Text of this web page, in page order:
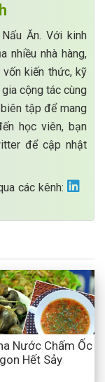
Ăn. Với kinh
nhiều nhà hàng,
kiến thức, kỹ
cộng tác cùng
tập để mang
học viên, bạn
để cập nhật
các kênh:
Nước Chấm Ốc
Hết Sảy